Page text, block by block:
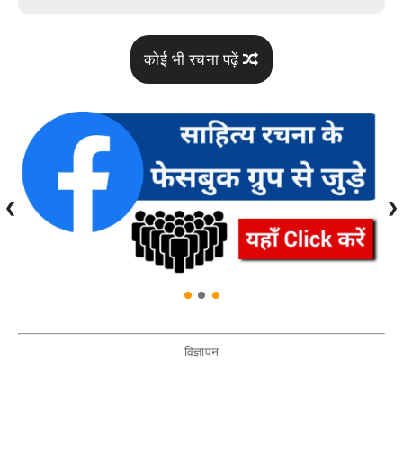
कोई भी रचना पढ़ें
❮ ❯
विज्ञापन